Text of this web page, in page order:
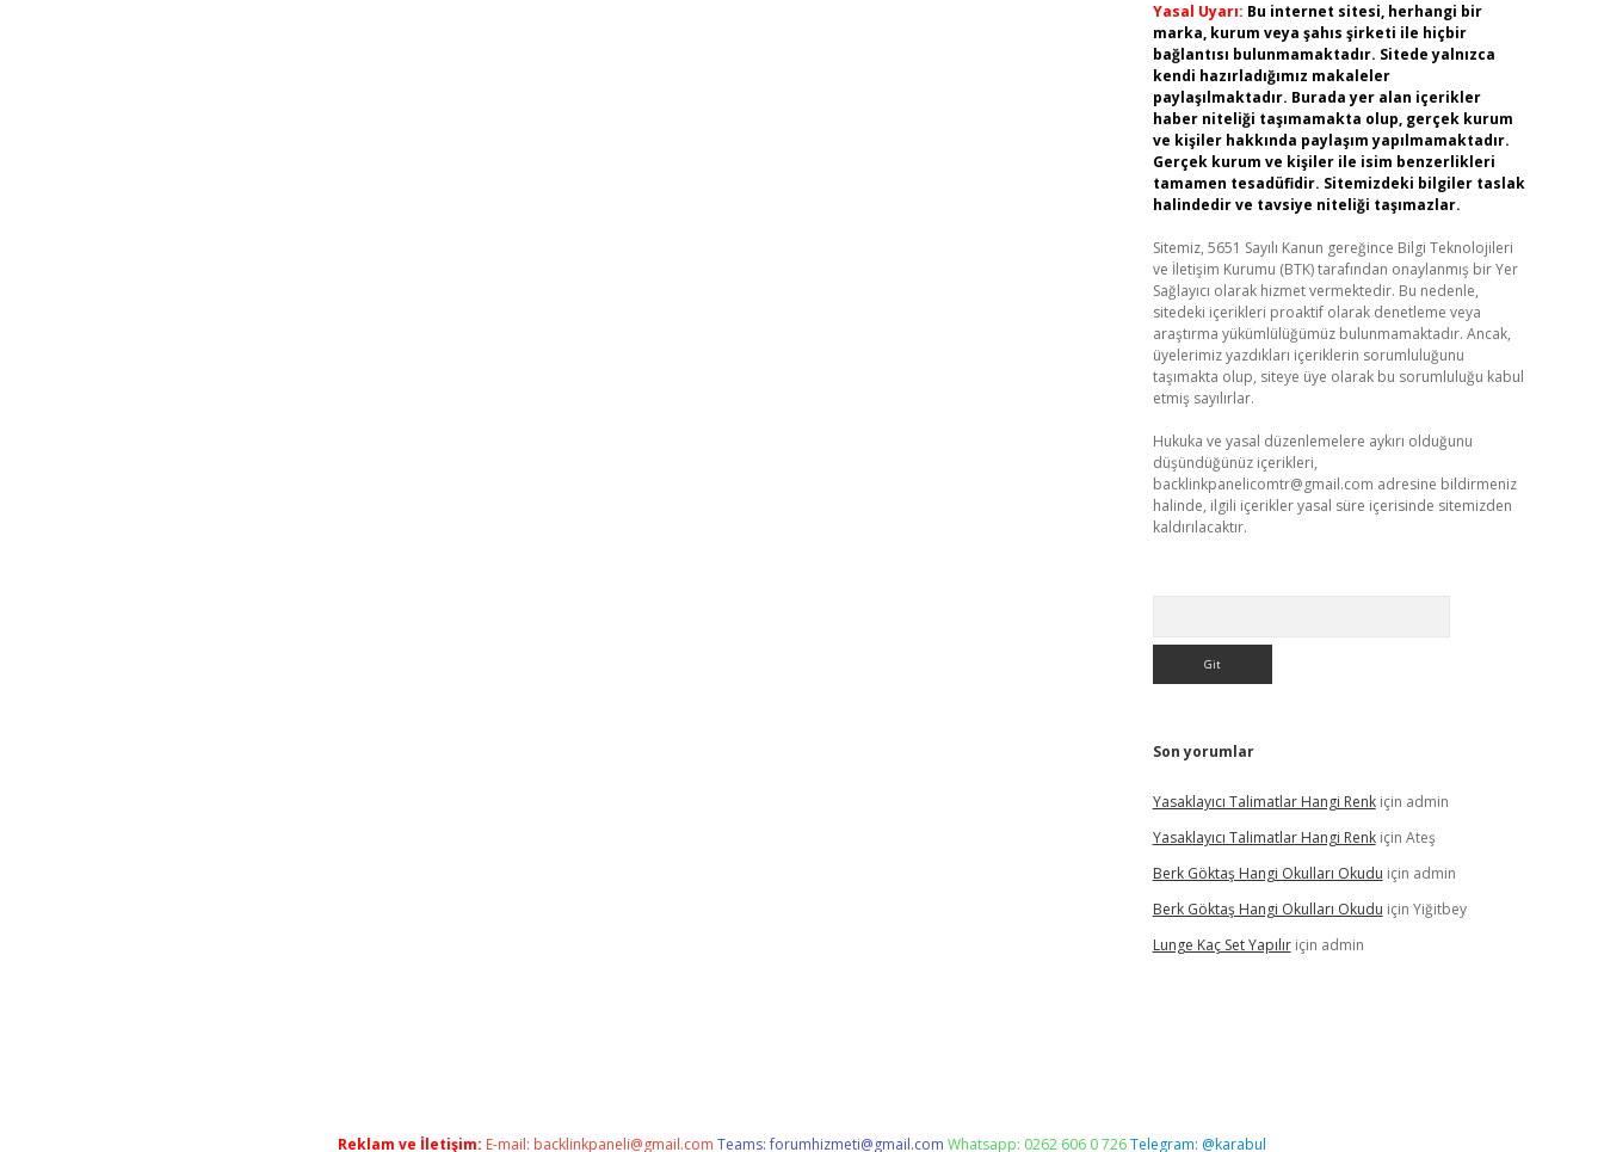
Yasal Uyarı: Bu internet sitesi, herhangi bir
marka, kurum veya şahıs şirketi ile hiçbir
bağlantısı bulunmamaktadır. Sitede yalnızca
kendi hazırladığımız makaleler
paylaşılmaktadır. Burada yer alan içerikler
haber niteliği taşımamakta olup, gerçek kurum
ve kişiler hakkında paylaşım yapılmamaktadır.
Gerçek kurum ve kişiler ile isim benzerlikleri
tamamen tesadüfidir. Sitemizdeki bilgiler taslak
halindedir ve tavsiye niteliği taşımazlar.
Sitemiz, 5651 Sayılı Kanun gereğince Bilgi Teknolojileri
ve İletişim Kurumu (BTK) tarafından onaylanmış bir Yer
Sağlayıcı olarak hizmet vermektedir. Bu nedenle,
sitedeki içerikleri proaktif olarak denetleme veya
araştırma yükümlülüğümüz bulunmamaktadır. Ancak,
üyelerimiz yazdıkları içeriklerin sorumluluğunu
taşımakta olup, siteye üye olarak bu sorumluluğu kabul
etmiş sayılırlar.
Hukuka ve yasal düzenlemelere aykırı olduğunu
düşündüğünüz içerikleri,
backlinkpanelicomtr@gmail.com adresine bildirmeniz
halinde, ilgili içerikler yasal süre içerisinde sitemizden
kaldırılacaktır.
Son yorumlar
Yasaklayıcı Talimatlar Hangi Renkiçin admin
Yasaklayıcı Talimatlar Hangi Renkiçin Ateş
Berk Göktaş Hangi Okulları Okudu için admin
Berk Göktaş Hangi Okulları Okudu için Yiğitbey
Lunge Kaç Set Yapılıriçin admin
Reklam ve İletişim: E-mail: backlinkpaneli@gmail.com Teams:forumhizmeti@gmail.com Whatsapp: 0262 606 0 726Telegram: @karabul